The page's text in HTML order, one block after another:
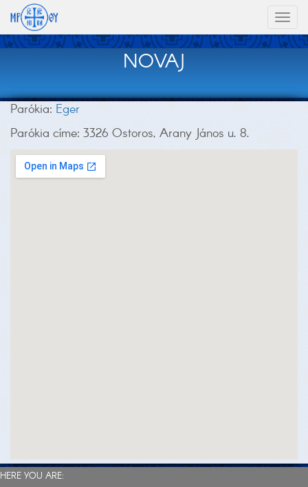
NOVAJ
Parókia: Eger
Parókia címe: 3326 Ostoros, Arany János u. 8.
HERE YOU ARE: